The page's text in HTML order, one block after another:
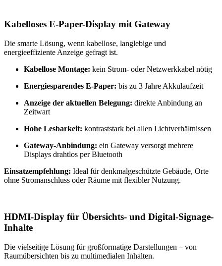
Kabelloses E-Paper-Display mit Gateway
Die smarte Lösung, wenn kabellose, langlebige und
energieeffiziente Anzeige gefragt ist.
Kabellose Montage: kein Strom- oder Netzwerkkabel nötig
Energiesparendes E-Paper: bis zu 3 Jahre Akkulaufzeit
Anzeige der aktuellen Belegung: direkte Anbindung an
Zeitwart
Hohe Lesbarkeit: kontraststark bei allen Lichtverhältnissen
Gateway-Anbindung: ein Gateway versorgt mehrere
Displays drahtlos per Bluetooth
Einsatzempfehlung: Ideal für denkmalgeschützte Gebäude, Orte
ohne Stromanschluss oder Räume mit flexibler Nutzung.
HDMI-Display für Übersichts- und Digital-Signage-
Inhalte
Die vielseitige Lösung für großformatige Darstellungen – von
Raumübersichten bis zu multimedialen Inhalten.